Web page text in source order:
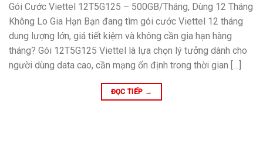
Gói Cước Viettel 12T5G125 – 500GB/Tháng, Dùng 12 Tháng
Không Lo Gia Hạn Bạn đang tìm gói cước Viettel 12 tháng
dung lượng lớn, giá tiết kiệm và không cần gia hạn hàng
tháng? Gói 12T5G125 Viettel là lựa chọn lý tưởng dành cho
người dùng data cao, cần mạng ổn định trong thời gian […]
ĐỌC TIẾP →